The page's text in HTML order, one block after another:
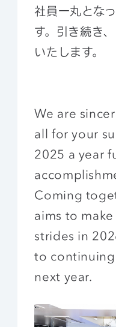
社員一丸とな
す。引き続き
いたします。
We are
all for your
2025 a year
Coming
aims to
strides in
to
next year.